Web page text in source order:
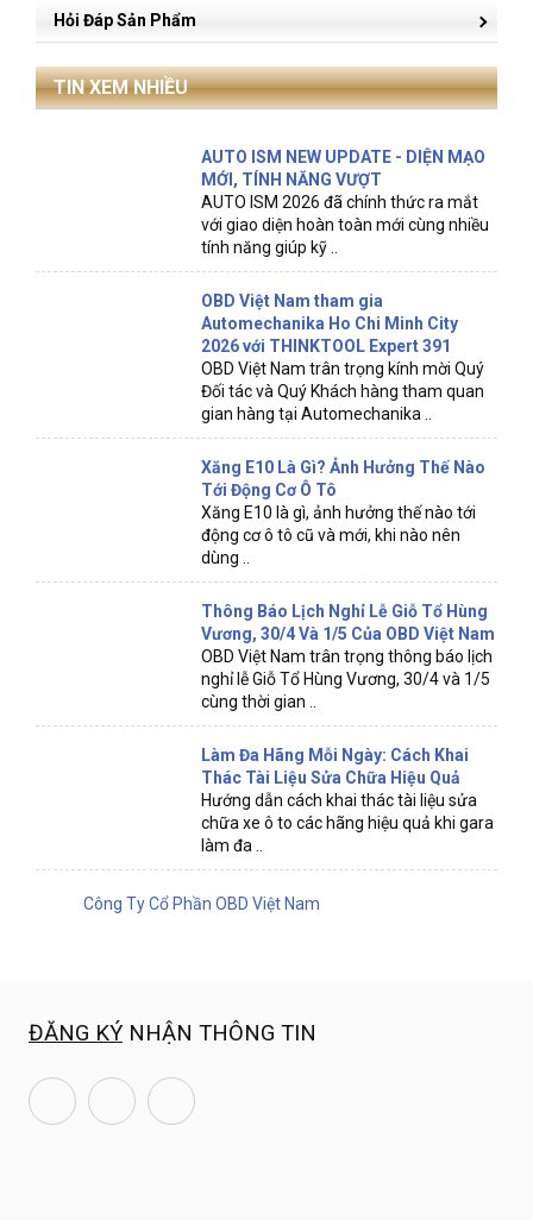
Hỏi Đáp Sản Phẩm
TIN XEM NHIỀU
AUTO ISM NEW UPDATE - DIỆN MẠO
MỚI, TÍNH NĂNG VƯỢT
AUTO ISM 2026 đã chính thức ra mắt
với giao diện hoàn toàn mới cùng nhiều
tính năng giúp kỹ ..
OBD Việt Nam tham gia
Automechanika Ho Chi Minh City
2026 với THINKTOOL Expert 391
OBD Việt Nam trân trọng kính mời Quý
Đối tác và Quý Khách hàng tham quan
gian hàng tại Automechanika ..
Xăng E10 Là Gì? Ảnh Hưởng Thế Nào
Tới Động Cơ Ô Tô
Xăng E10 là gì, ảnh hưởng thế nào tới
động cơ ô tô cũ và mới, khi nào nên
dùng ..
Thông Báo Lịch Nghỉ Lễ Giỗ Tổ Hùng
Vương, 30/4 Và 1/5 Của OBD Việt Nam
OBD Việt Nam trân trọng thông báo lịch
nghỉ lễ Giỗ Tổ Hùng Vương, 30/4 và 1/5
cùng thời gian ..
Làm Đa Hãng Mỗi Ngày: Cách Khai
Thác Tài Liệu Sửa Chữa Hiệu Quả
Hướng dẫn cách khai thác tài liệu sửa
chữa xe ô to các hãng hiệu quả khi gara
làm đa ..
Công Ty Cổ Phần OBD Việt Nam
ĐĂNG KÝ NHẬN THÔNG TIN